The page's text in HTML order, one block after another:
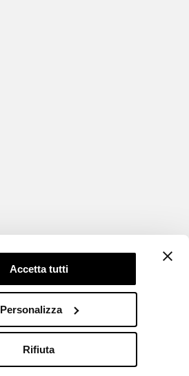
Accetta tutti
Personalizza
Rifiuta